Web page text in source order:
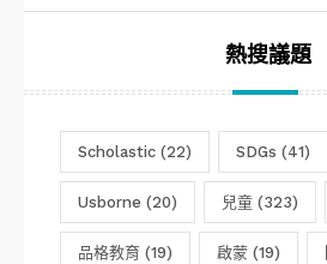
熱搜議題
Scholastic (22) SDGs (41)
Usborne (20) 兒童 (323)
品格教育 (19) 啟蒙 (19)